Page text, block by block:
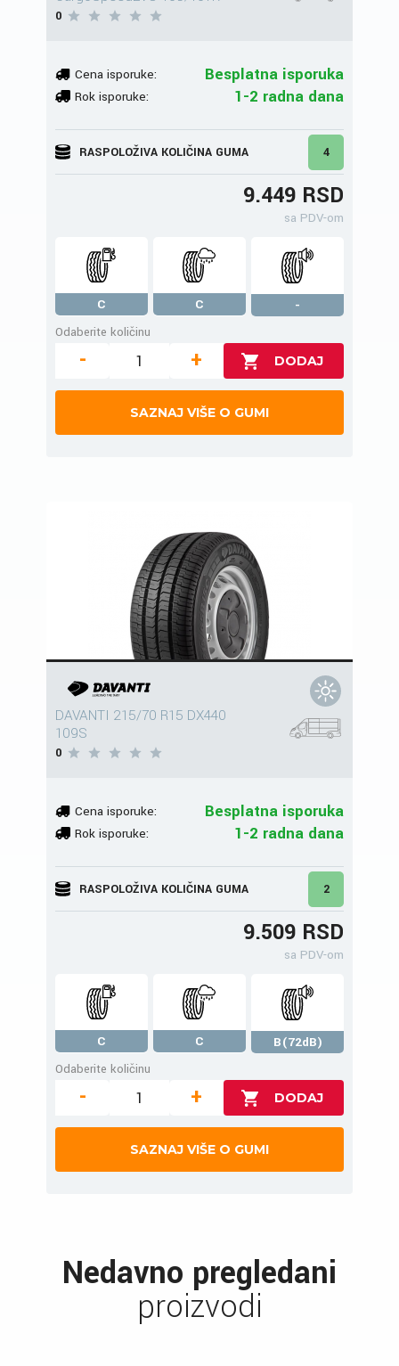
0
Cena isporuke: Besplatna isporuka
Rok isporuke: 1-2 radna dana
RASPOLOŽIVA KOLIČINA GUMA 4
9.449 RSD
sa PDV-om
C C
-
Odaberite količinu
- +
SAZNAJ VIŠE O GUMI
DAVANTI 215/70 R15 DX440
109S
0
Cena isporuke: Besplatna isporuka
Rok isporuke: 1-2 radna dana
RASPOLOŽIVA KOLIČINA GUMA 2
9.509 RSD
sa PDV-om
C C
B(72dB)
Odaberite količinu
- +
SAZNAJ VIŠE O GUMI
Nedavno pregledani
proizvodi